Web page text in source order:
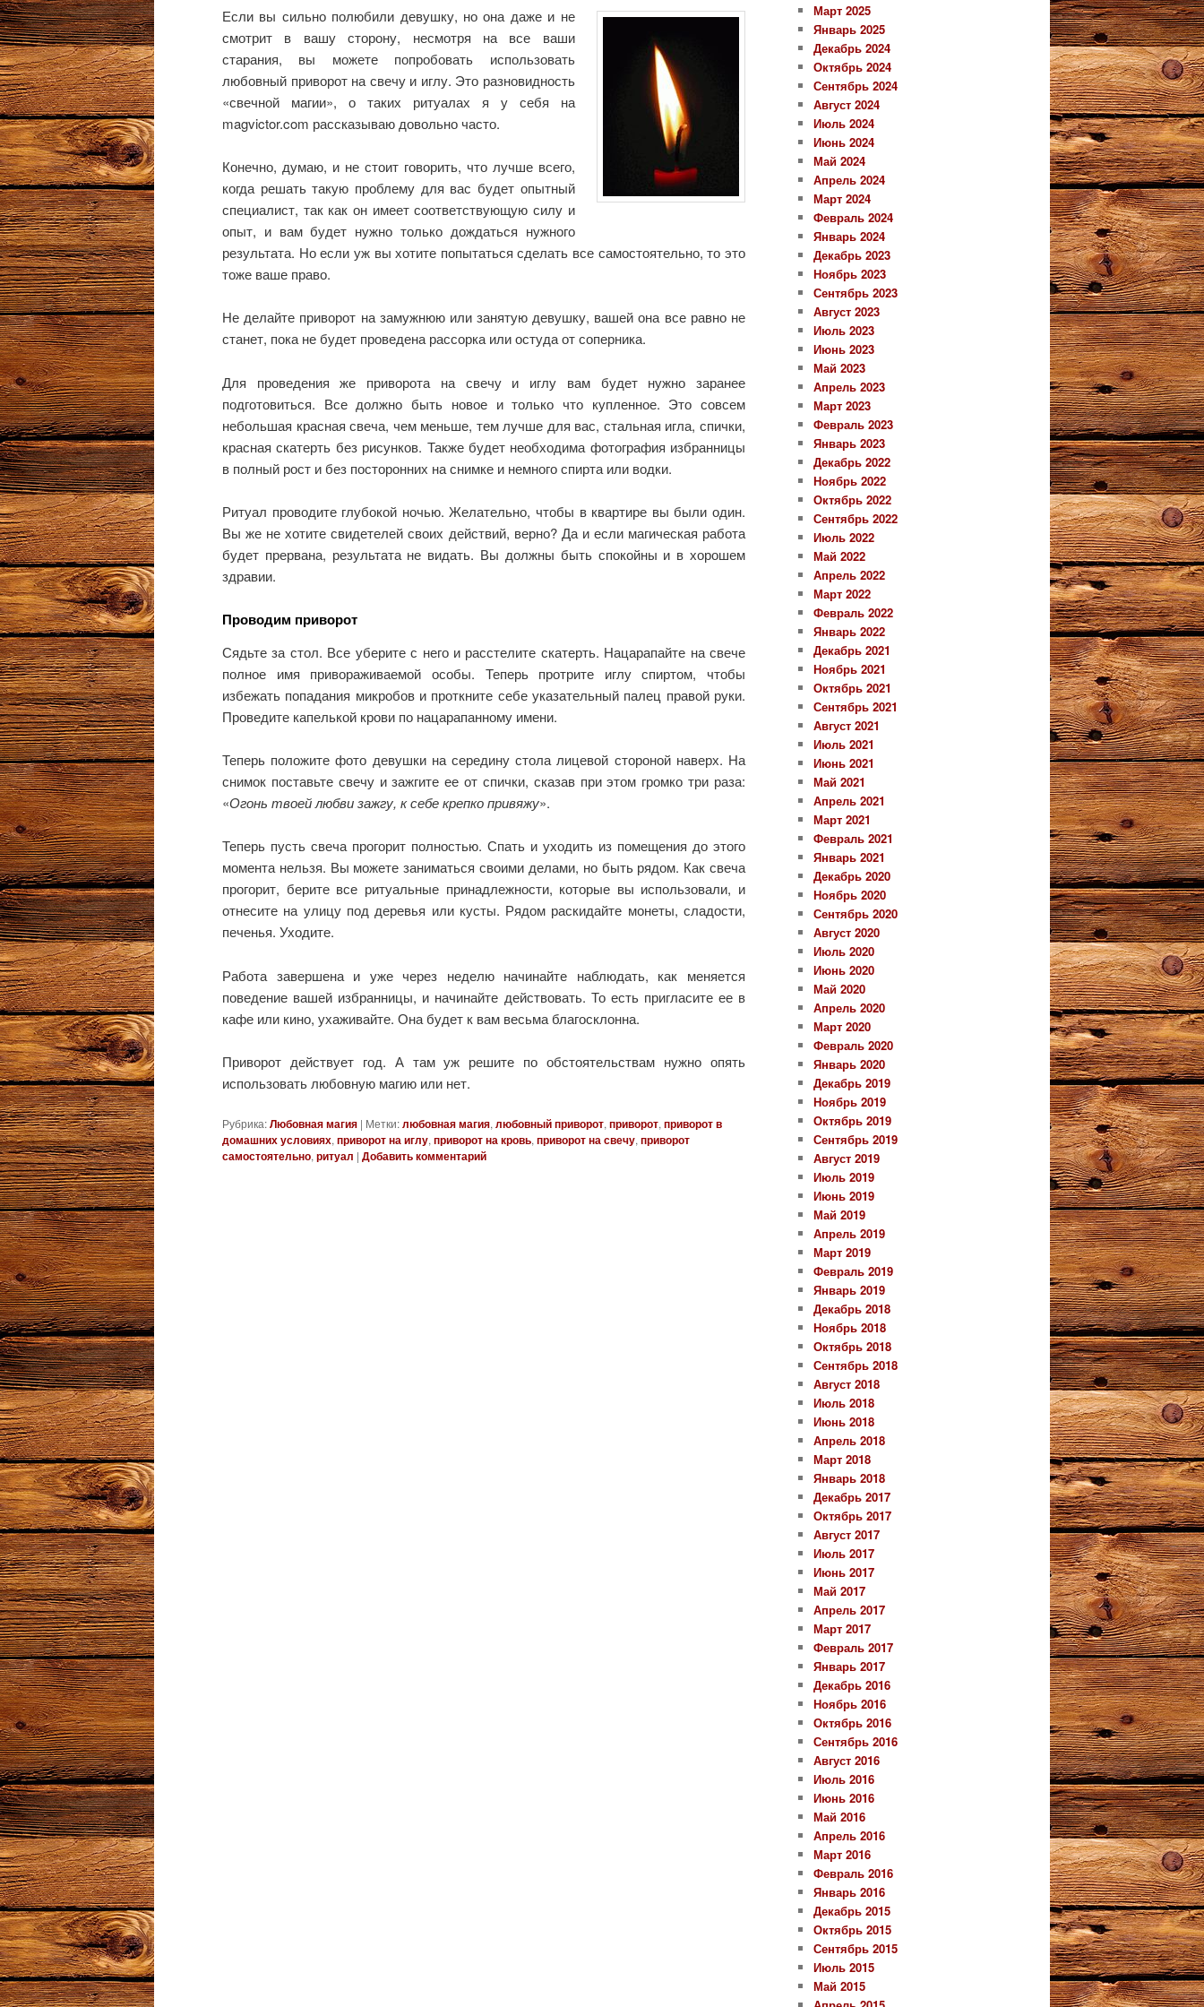
Если вы сильно полюбили девушку, но она даже и не
смотрит в вашу сторону, несмотря на все ваши
старания, вы можете попробовать использовать
любовный приворот на свечу и иглу. Это разновидность
«свечной магии», о таких ритуалах я у себя на
magvictor.com рассказываю довольно часто.
Конечно, думаю, и не стоит говорить, что лучше всего,
когда решать такую проблему для вас будет опытный
специалист, так как он имеет соответствующую силу и
опыт, и вам будет нужно только дождаться нужного
результата. Но если уж вы хотите попытаться сделать все самостоятельно, то это
тоже ваше право.
Не делайте приворот на замужнюю или занятую девушку, вашей она все равно не
станет, пока не будет проведена рассорка или остуда от соперника.
Для проведения же приворота на свечу и иглу вам будет нужно заранее
подготовиться. Все должно быть новое и только что купленное. Это совсем
небольшая красная свеча, чем меньше, тем лучше для вас, стальная игла, спички,
красная скатерть без рисунков. Также будет необходима фотография избранницы
в полный рост и без посторонних на снимке и немного спирта или водки.
Ритуал проводите глубокой ночью. Желательно, чтобы в квартире вы были один.
Вы же не хотите свидетелей своих действий, верно? Да и если магическая работа
будет прервана, результата не видать. Вы должны быть спокойны и в хорошем
здравии.
Проводим приворот
Сядьте за стол. Все уберите с него и расстелите скатерть. Нацарапайте на свече
полное имя привораживаемой особы. Теперь протрите иглу спиртом, чтобы
избежать попадания микробов и проткните себе указательный палец правой руки.
Проведите капелькой крови по нацарапанному имени.
Теперь положите фото девушки на середину стола лицевой стороной наверх. На
снимок поставьте свечу и зажгите ее от спички, сказав при этом громко три раза:
«Огонь твоей любви зажгу, к себе крепко привяжу».
Теперь пусть свеча прогорит полностью. Спать и уходить из помещения до этого
момента нельзя. Вы можете заниматься своими делами, но быть рядом. Как свеча
прогорит, берите все ритуальные принадлежности, которые вы использовали, и
отнесите на улицу под деревья или кусты. Рядом раскидайте монеты, сладости,
печенья. Уходите.
Работа завершена и уже через неделю начинайте наблюдать, как меняется
поведение вашей избранницы, и начинайте действовать. То есть пригласите ее в
кафе или кино, ухаживайте. Она будет к вам весьма благосклонна.
Приворот действует год. А там уж решите по обстоятельствам нужно опять
использовать любовную магию или нет.
Рубрика:Любовная магия | Метки:любовная магия,любовный приворот,приворот,приворот в
домашних условиях,приворот на иглу,приворот на кровь,приворот на свечу,приворот
самостоятельно,ритуал | Добавить комментарий
Март 2025
Январь 2025
Декабрь 2024
Октябрь 2024
Сентябрь 2024
Август 2024
Июль 2024
Июнь 2024
Май 2024
Апрель 2024
Март 2024
Февраль 2024
Январь 2024
Декабрь 2023
Ноябрь 2023
Сентябрь 2023
Август 2023
Июль 2023
Июнь 2023
Май 2023
Апрель 2023
Март 2023
Февраль 2023
Январь 2023
Декабрь 2022
Ноябрь 2022
Октябрь 2022
Сентябрь 2022
Июль 2022
Май 2022
Апрель 2022
Март 2022
Февраль 2022
Январь 2022
Декабрь 2021
Ноябрь 2021
Октябрь 2021
Сентябрь 2021
Август 2021
Июль 2021
Июнь 2021
Май 2021
Апрель 2021
Март 2021
Февраль 2021
Январь 2021
Декабрь 2020
Ноябрь 2020
Сентябрь 2020
Август 2020
Июль 2020
Июнь 2020
Май 2020
Апрель 2020
Март 2020
Февраль 2020
Январь 2020
Декабрь 2019
Ноябрь 2019
Октябрь 2019
Сентябрь 2019
Август 2019
Июль 2019
Июнь 2019
Май 2019
Апрель 2019
Март 2019
Февраль 2019
Январь 2019
Декабрь 2018
Ноябрь 2018
Октябрь 2018
Сентябрь 2018
Август 2018
Июль 2018
Июнь 2018
Апрель 2018
Март 2018
Январь 2018
Декабрь 2017
Октябрь 2017
Август 2017
Июль 2017
Июнь 2017
Май 2017
Апрель 2017
Март 2017
Февраль 2017
Январь 2017
Декабрь 2016
Ноябрь 2016
Октябрь 2016
Сентябрь 2016
Август 2016
Июль 2016
Июнь 2016
Май 2016
Апрель 2016
Март 2016
Февраль 2016
Январь 2016
Декабрь 2015
Октябрь 2015
Сентябрь 2015
Июль 2015
Май 2015